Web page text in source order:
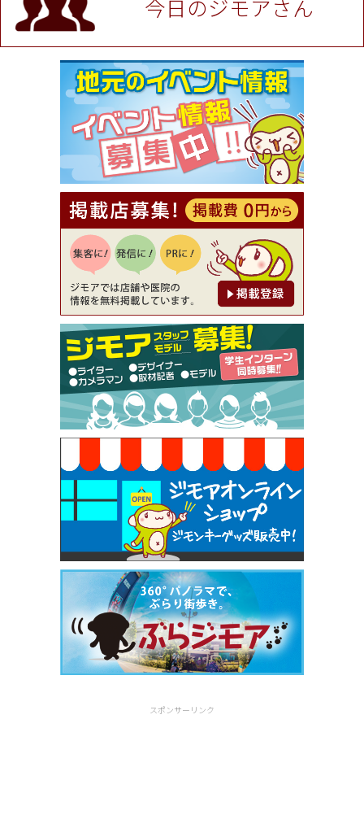
[有効期限]2026年9月30日
★ジモア限定特典★ お会計より全品5％OFF（ナチ
ュラル＆ハンドメイドショップ［マキマキ］）
[有効期限]2026年9月30日まで
【ジモア限定①】初回割引 特価 VIO脱毛11,000円
⇒8,800円（メンズ専門ワックス脱毛サロン Mickle
（ミックル））
[有効期限]2026年9月30日
【ジモア読者特典2】コース 3,500円→3,000円（料
理5品+2時間飲み放題）（創作イタリアン Pia Cu
ore（ピアクオーレ））
[有効期限]2026年9月30日
【ジモア読者特典1】料理全品20％OFF ※18時以
降（創作イタリアン Pia Cuore（ピアクオーレ））
[有効期限]2026年9月30日
【ジモア限定②】初回割引 特価 鼻毛脱毛 半額 2,2
00円⇒1,100円（メンズ専門ワックス脱毛サロン Mi
ckle（ミックル））
[有効期限]2026年9月30日
【ジモア限定特典①】まつ毛カール 3,850円→ 2,7
50円（Premiere（プルミエール））
[有効期限]2026年9月30日
焼き餃子 一皿サービス（餃子酒場たっちゃん 西
早稲田店）
[有効期限]2026年9月30日
今日のジモアさん
スポンサーリンク